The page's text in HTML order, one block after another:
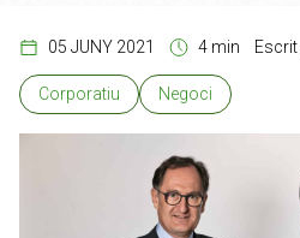
05 JUNY 2021 4 min
Corporatiu Negoci